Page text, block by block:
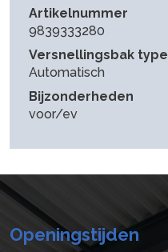
Artikelnummer
9839333280
Versnellingsbak type
Automatisch
Bijzonderheden
voor/ev
Openingstijden